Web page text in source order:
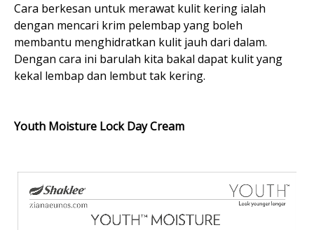
Cara berkesan untuk merawat kulit kering ialah
dengan mencari krim pelembap yang boleh
membantu menghidratkan kulit jauh dari dalam.
Dengan cara ini barulah kita bakal dapat kulit yang
kekal lembap dan lembut tak kering.
Youth Moisture Lock Day Cream